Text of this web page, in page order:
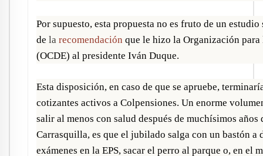
Por supuesto, esta propuesta no es fruto de un
de la recomendación que le hizo la Organización
(OCDE) al presidente Iván Duque.
Esta disposición, en caso de que se apruebe,
cotizantes activos a Colpensiones. Un enorme
salir al menos con salud después de muchísimos
Carrasquilla, es que el jubilado salga con un bastón a
exámenes en la EPS, sacar el perro al parque o, en el